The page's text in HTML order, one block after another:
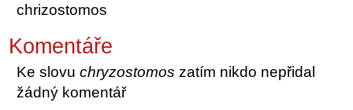
chrizostomos
Komentáře
Ke slovuchryzostomos zatím nikdo nepřidal
žádný komentář